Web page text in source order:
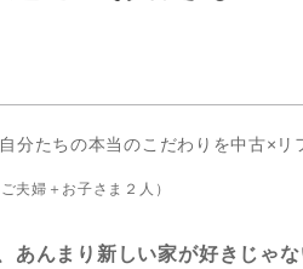
自分たちの本当のこだわりを中古×リ
婦＋お子さま２人）
あんまり新しい家が好きじゃ